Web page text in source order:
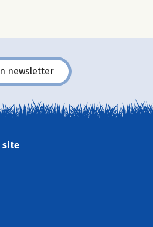
newsletter
site